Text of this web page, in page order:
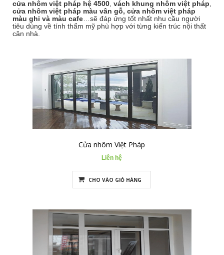
cửa nhôm việt pháp hệ 4500 vách khung nhôm việt pháp
cửa nhôm việt pháp màu vân gỗ, cửa nhôm việt pháp
màu ghi và màu cafe …sẽ đáp ứng tốt nhất nhu cầu người
tiêu dùng về tính thẩm mỹ phù hợp với từng kiến trúc nội thất
căn nhà.
Cửa nhôm Việt Pháp
Liên hệ
CHO VÀO GIỎ HÀNG